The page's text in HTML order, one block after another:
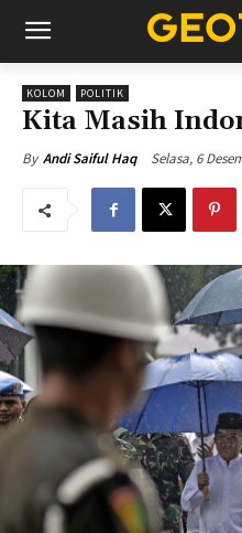
KOLOM POLITIK
Kita Masih
By Andi Saiful Haq Selasa, 6